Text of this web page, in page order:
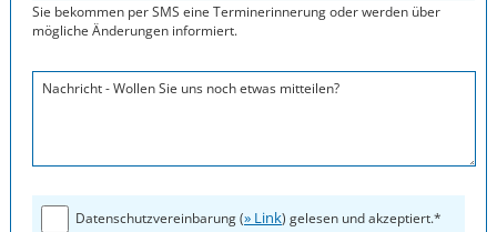
Sie bekommen per SMS eine Terminerinnerung oder werden über
mögliche Änderungen informiert.
Nachricht - Wollen Sie uns noch etwas mitteilen?
Datenschutzvereinbarung (» Link) gelesen und akzeptiert.*